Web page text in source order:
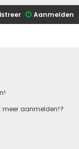
Aanmelden
meer aanmelden!?